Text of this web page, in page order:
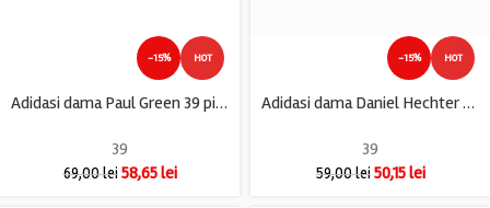
-15% HOT
Adidasi dama Paul Green 39 piele , maro
39
69,00lei 58,65lei
-15% HOT
Adidasi dama Daniel Hechter 39 , piele intoarsa , gri
39
59,00lei 50,15lei